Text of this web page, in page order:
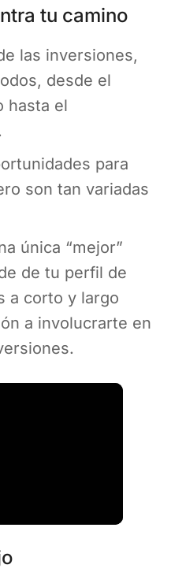
tu camino
las inversiones,
desde el
hasta el
para
son tan variadas
única “mejor”
de tu perfil de
a corto y largo
a involucrarte en